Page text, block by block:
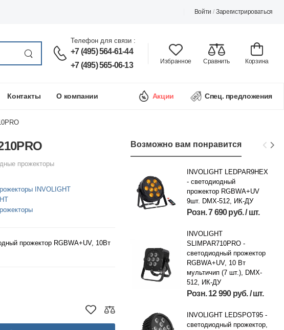
Войти / Зарегистрироваться
Телефон для связи :
+7 (495) 564-61-44
+7 (495) 565-06-13
Избранное Сравнить Корзина
Контакты О компании Акции Спец. предложения
прожекторы
INVOLIGHT
прожектор RGBWA+UV, 10Вт
Возможно вам понравится
INVOLIGHT LEDPAR9HEX
- светодиодный
прожектор RGBWA+UV
9шт. DMX-512, ИК-ДУ
Розн. 7 690 руб. / шт.
INVOLIGHT
SLIMPAR710PRO -
светодиодный прожектор
RGBWA+UV, 10 Вт
мультичип (7 шт.), DMX-
512, ИК-ДУ
Розн. 12 990 руб. / шт.
INVOLIGHT LEDSPOT95 -
светодиодный прожектор,